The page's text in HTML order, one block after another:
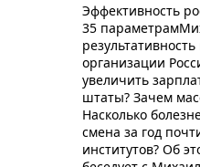
​Эффективность
35
организации
увеличить
штаты? Зачем
Насколько
смена за год
институтов? Об